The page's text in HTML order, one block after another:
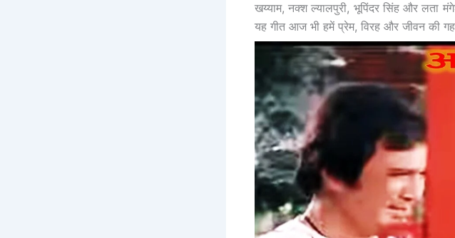
खय्याम, नक्श ल्यालपुरी, भूपिंदर सिंह और लता
यह गीत आज भी हमें प्रेम, विरह और जीवन की